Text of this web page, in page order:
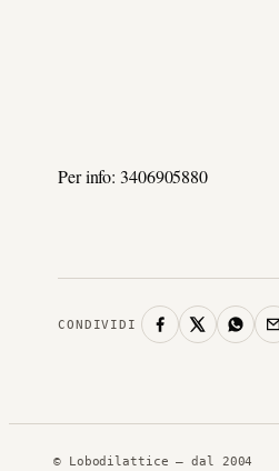
Per info: 3406905880
CONDIVIDI
© Lobodilattice — dal 2004